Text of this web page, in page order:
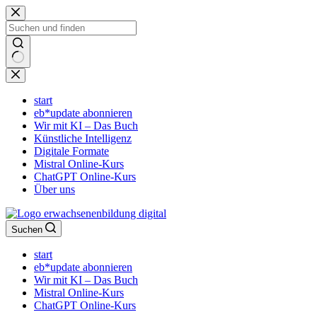
Zum
Inhalt
springen
Keine
Ergebnisse
start
eb*update abonnieren
Wir mit KI – Das Buch
Künstliche Intelligenz
Digitale Formate
Mistral Online-Kurs
ChatGPT Online-Kurs
Über uns
Suchen
start
eb*update abonnieren
Wir mit KI – Das Buch
Mistral Online-Kurs
ChatGPT Online-Kurs